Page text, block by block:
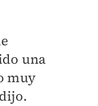
una
muy